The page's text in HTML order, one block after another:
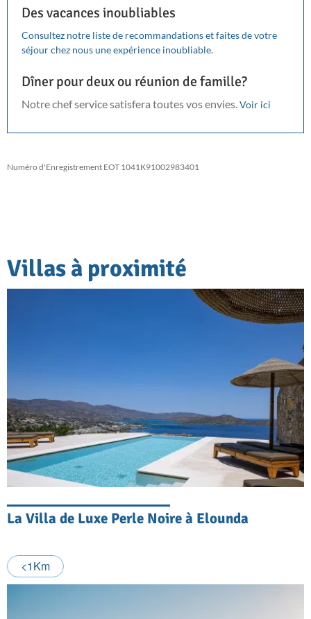
Des vacances inoubliables
Consultez notre liste de recommandations et faites de votre
séjour chez nous une expérience inoubliable.
Dîner pour deux ou réunion de famille?
Notre chef service satisfera toutes vos envies.Voir ici
Numéro d'Enregistrement EOT 1041K91002983401
Villas à proximité
La Villa de Luxe Perle Noire à Elounda
<1Km